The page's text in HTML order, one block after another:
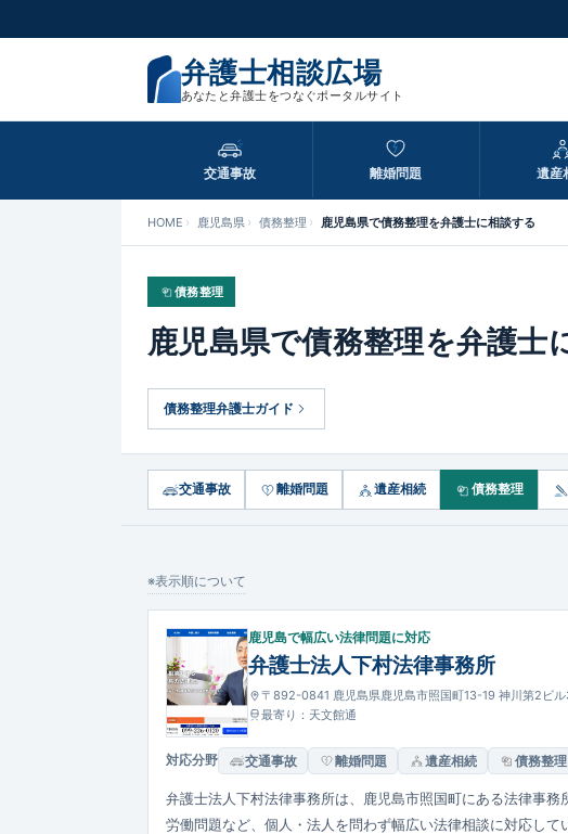
弁護士相談広場
あなたと弁護士をつなぐポータルサイト
交通事故 離婚問題 遺産
HOME 鹿児島県 債務整理 鹿児島県で債務整理を弁護士に相談する
債務整理
鹿児島県で債務整理を弁護士
債務整理弁護士ガイド
交通事故 離婚問題 遺産相続 債務整理
※表示順について
鹿児島で幅広い法律問題に対応
弁護士法人下村法律事務所
〒892-0841 鹿児島県鹿児島市照国町13-19 神川第2ビ
最寄り：天文館通
対応分野 交通事故 離婚問題 遺産相続 債務整理
弁護士法人下村法律事務所は、鹿児島市照国町にある法律事
労働問題など、個人・法人を問わず幅広い法律相談に対応し